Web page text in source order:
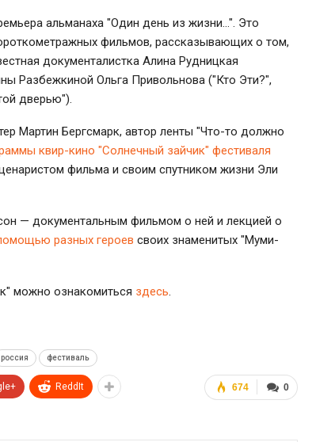
альманаха "Один день из жизни…". Это
фильмов, рассказывающих о том,
документалистка Алина Рудницкая
Разбежкиной Ольга Привольнова ("Кто Эти?",
дверью").
Мартин Бергсмарк, автор ленты "Что-то должно
квир-кино "Солнечный зайчик" фестиваля
фильма и своим спутником жизни Эли
— документальным фильмом о ней и лекцией о
разных героев своих знаменитых "Муми-
можно ознакомиться здесь
россия фестиваль
0
674
ReddIt